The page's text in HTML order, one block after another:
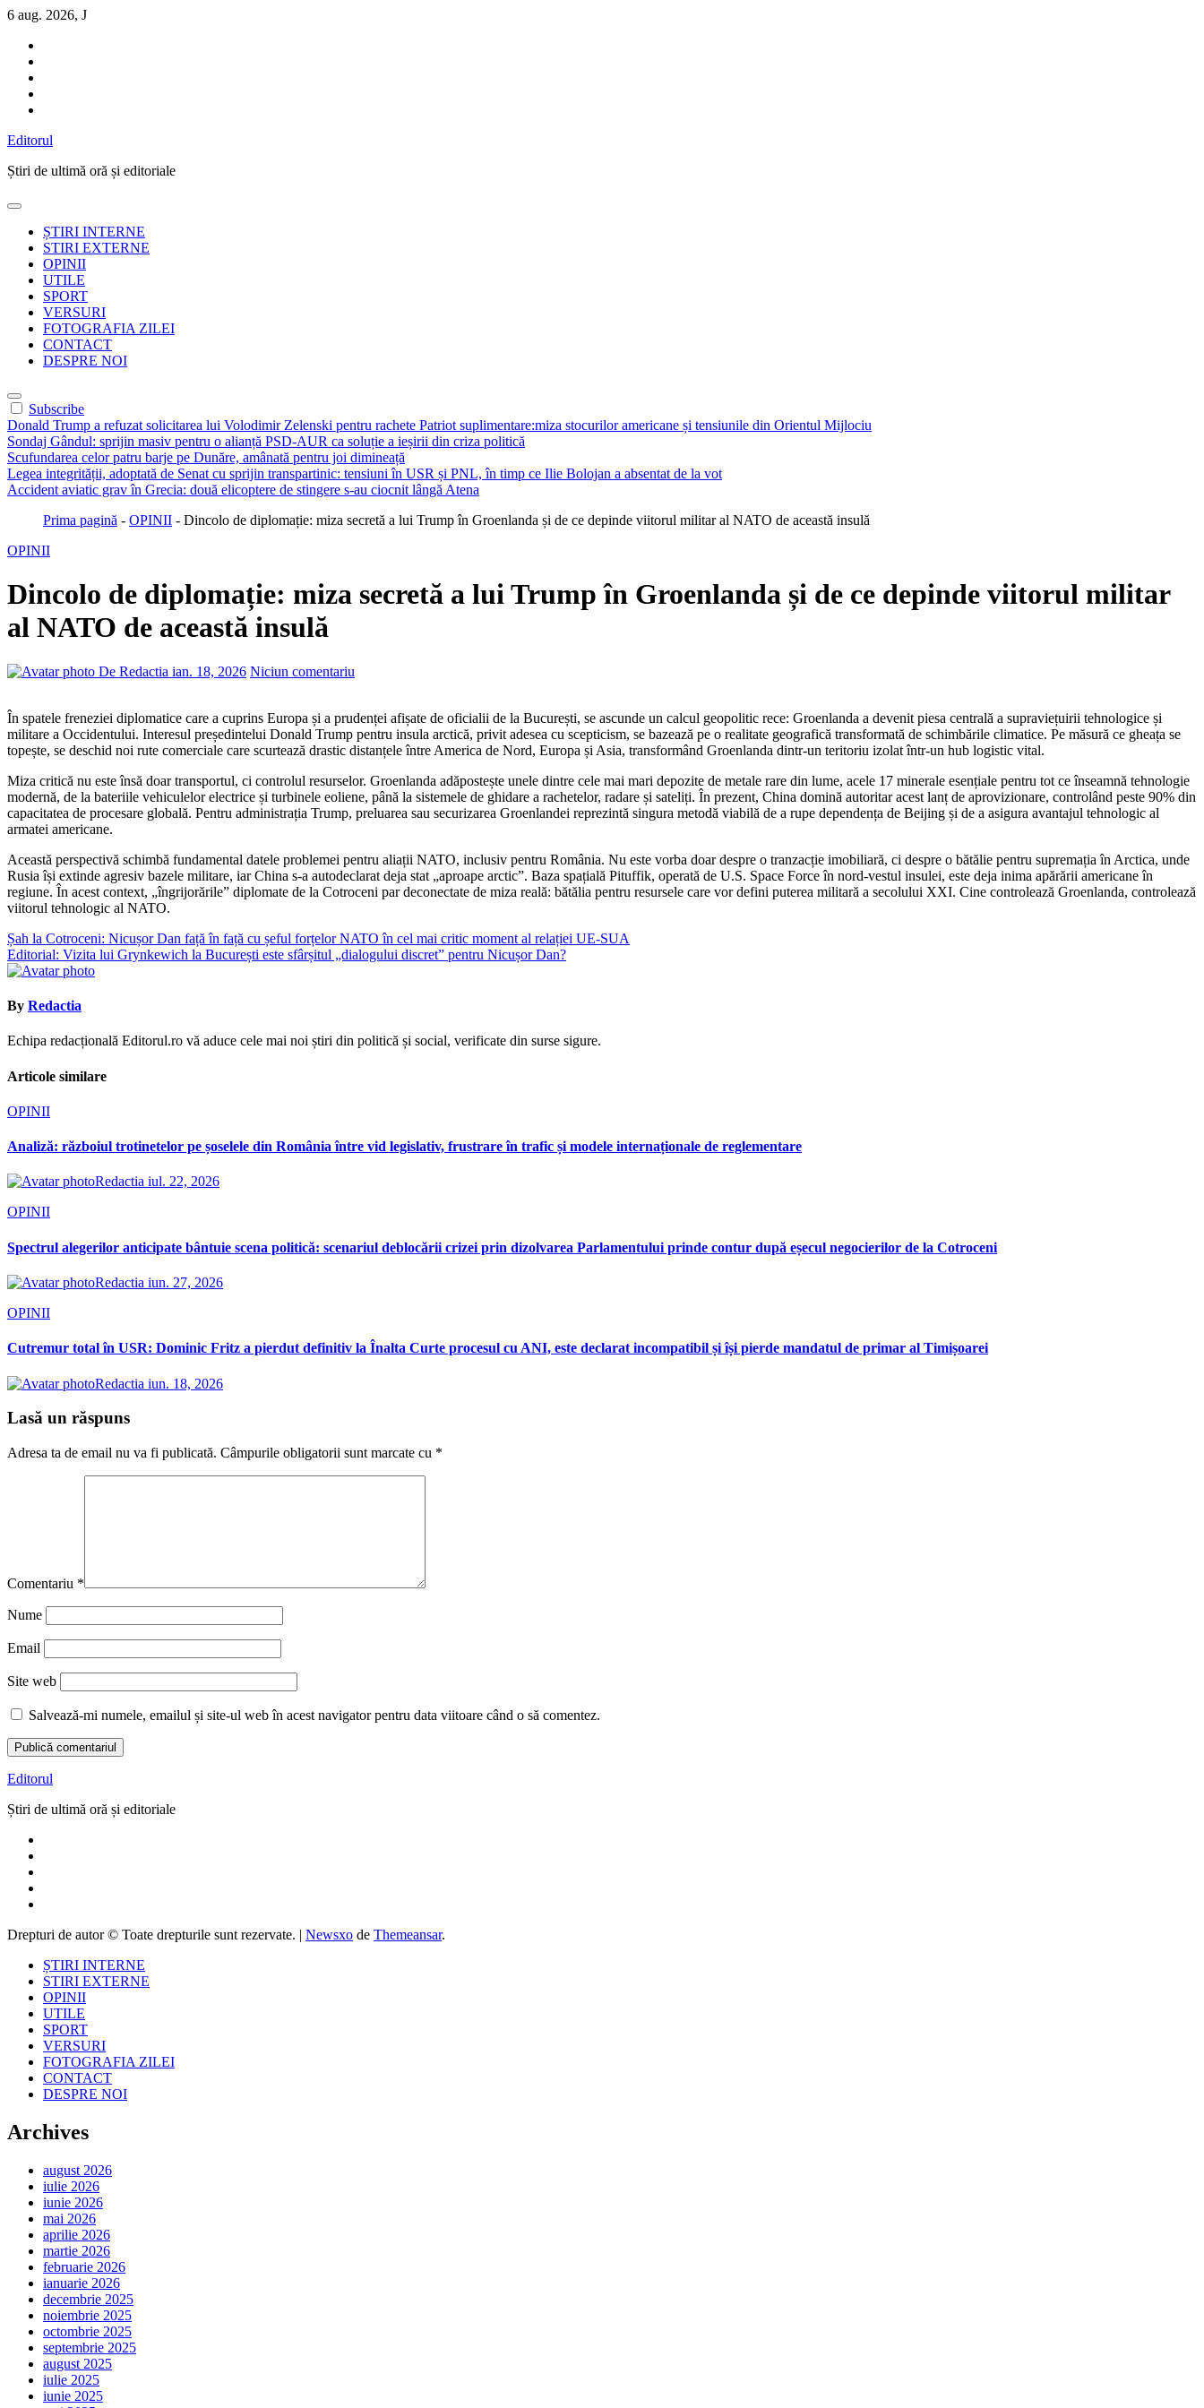
Sari
conținut
6 aug. 2026, J
Editorul
Știri de ultimă oră și editoriale
ȘTIRI INTERNE
STIRI EXTERNE
OPINII
UTILE
SPORT
VERSURI
FOTOGRAFIA ZILEI
CONTACT
DESPRE NOI
Subscribe
Donald Trump a refuzat solicitarea lui Volodimir Zelenski pentru rachete Patriot suplimentare:miza stocurilor americane și tensiunile din Orientul Mijlociu
Sondaj Gândul: sprijin masiv pentru o alianță PSD-AUR ca soluție a ieșirii din criza politică
Scufundarea celor patru barje pe Dunăre, amânată pentru joi dimineață
Legea integrității, adoptată de Senat cu sprijin transpartinic: tensiuni în USR și PNL, în timp ce Ilie Bolojan a absentat de la vot
Accident aviatic grav în Grecia: două elicoptere de stingere s-au ciocnit lângă Atena
Prima pagină - OPINII - Dincolo de diplomație: miza secretă a lui Trump în Groenlanda și de ce depinde viitorul militar al NATO de această insulă
OPINII
Dincolo de diplomație: miza secretă a lui Trump în Groenlanda și de ce depinde viitorul militar
al NATO de această insulă
De Redactia ian. 18, 2026 Niciun comentariu
În spatele freneziei diplomatice care a cuprins Europa și a prudenței afișate de oficialii de la București, se ascunde un calcul geopolitic rece: Groenlanda a devenit piesa centrală a supraviețuirii tehnologice și
militare a Occidentului. Interesul președintelui Donald Trump pentru insula arctică, privit adesea cu scepticism, se bazează pe o realitate geografică transformată de schimbările climatice. Pe măsură ce gheața se
topește, se deschid noi rute comerciale care scurtează drastic distanțele între America de Nord, Europa și Asia, transformând Groenlanda dintr-un teritoriu izolat într-un hub logistic vital.
Miza critică nu este însă doar transportul, ci controlul resurselor. Groenlanda adăpostește unele dintre cele mai mari depozite de metale rare din lume, acele 17 minerale esențiale pentru tot ce înseamnă tehnologie
modernă, de la bateriile vehiculelor electrice și turbinele eoliene, până la sistemele de ghidare a rachetelor, radare și sateliți. În prezent, China domină autoritar acest lanț de aprovizionare, controlând peste 90% din
capacitatea de procesare globală. Pentru administrația Trump, preluarea sau securizarea Groenlandei reprezintă singura metodă viabilă de a rupe dependența de Beijing și de a asigura avantajul tehnologic al
armatei americane.
Această perspectivă schimbă fundamental datele problemei pentru aliații NATO, inclusiv pentru România. Nu este vorba doar despre o tranzacție imobiliară, ci despre o bătălie pentru supremația în Arctica, unde
Rusia își extinde agresiv bazele militare, iar China s-a autodeclarat deja stat „aproape arctic”. Baza spațială Pituffik, operată de U.S. Space Force în nord-vestul insulei, este deja inima apărării americane în
regiune. În acest context, „îngrijorările” diplomate de la Cotroceni par deconectate de miza reală: bătălia pentru resursele care vor defini puterea militară a secolului XXI. Cine controlează Groenlanda, controlează
viitorul tehnologic al NATO.
Navigare
în
Șah la Cotroceni: Nicușor Dan față în față cu șeful forțelor NATO în cel mai critic moment al relației UE-SUA
Editorial: Vizita lui Grynkewich la București este sfârșitul „dialogului discret” pentru Nicușor Dan?
By Redactia
Echipa redacțională Editorul.ro vă aduce cele mai noi știri din politică și social, verificate din surse sigure.
Articole similare
OPINII
Analiză: războiul trotinetelor pe șoselele din România între vid legislativ, frustrare în trafic și modele internaționale de reglementare
Redactia iul. 22, 2026
OPINII
Spectrul alegerilor anticipate bântuie scena politică: scenariul deblocării crizei prin dizolvarea Parlamentului prinde contur după eșecul negocierilor de la Cotroceni
Redactia iun. 27, 2026
OPINII
Cutremur total în USR: Dominic Fritz a pierdut definitiv la Înalta Curte procesul cu ANI, este declarat incompatibil și își pierde mandatul de primar al Timișoarei
Redactia iun. 18, 2026
Lasă un răspuns
Adresa ta de email nu va fi publicată. Câmpurile obligatorii sunt marcate cu *
Comentariu *
Nume
Email
Site web
Salvează-mi numele, emailul și site-ul web în acest navigator pentru data viitoare când o să comentez.
Editorul
Știri de ultimă oră și editoriale
Drepturi de autor © Toate drepturile sunt rezervate. | Newsxo de Themeansar.
ȘTIRI INTERNE
STIRI EXTERNE
OPINII
UTILE
SPORT
VERSURI
FOTOGRAFIA ZILEI
CONTACT
DESPRE NOI
Archives
august 2026
iulie 2026
iunie 2026
mai 2026
aprilie 2026
martie 2026
februarie 2026
ianuarie 2026
decembrie 2025
noiembrie 2025
octombrie 2025
septembrie 2025
august 2025
iulie 2025
iunie 2025